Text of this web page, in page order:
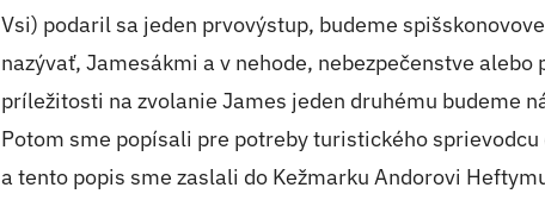
Vsi) podaril sa jeden prvovýstup, budeme
nazývať, Jamesákmi a v nehode, nebezpečenstve alebo
príležitosti na zvolanie James jeden druhému budeme
Potom sme popísali pre potreby turistického sprievodcu
a tento popis sme zaslali do Kežmarku Andorovi